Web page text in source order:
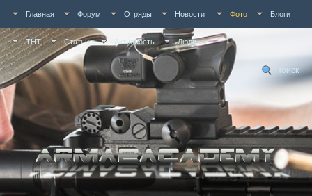
Главная Форум Отряды Новости Фото Блоги
ТНТ Статьи Активность Люди
Поиск